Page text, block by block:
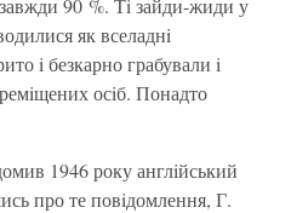
90 %. Тi зайди-жиди у
як вселаднi
i безкарно грабували i
осiб. Понадто
1946 року англiйський
про те повiдомлення, Г.